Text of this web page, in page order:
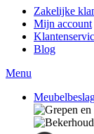
Zakelijke
Mijn account
Blog
Menu